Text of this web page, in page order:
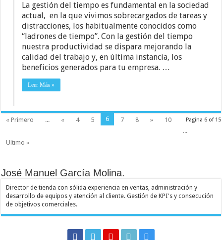
La gestión del tiempo es fundamental en la sociedad
actual, en la que vivimos sobrecargados de tareas y
distracciones, los habitualmente conocidos como
“ladrones de tiempo”. Con la gestión del tiempo
nuestra productividad se dispara mejorando la
calidad del trabajo y, en última instancia, los
beneficios generados para tu empresa. …
Leer Más »
Pagina 6 of 15
« Primero ... « 4 5 6 7 8 »
10
...
Ultimo »
José Manuel García Molina.
Director de tienda con sólida experiencia en ventas, administración y
desarrollo de equipos y atención al cliente. Gestión de KPI's y consecución
de objetivos comerciales.